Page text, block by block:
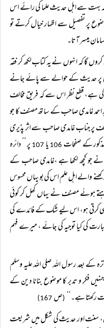
بہت سے اہل حدیث علما کی رائے اس
پر تفصیل سے اظہار خیال کرتے تو
میسر آتا۔
گا کہ انہوں نے یہ کتاب لکھ کر فقہ
پر حدیث کے حوالے سے پائے جانے
ہے، قطع نظر اس سے کہ فریق مخالف
احمد غامدی صاحب کے ساتھ مصنف کا جو
پر جناب غامدی صاحب سے اثر پذیری
کے صفحات
یا
پر ’’ دائرہ
جو کچھ لکھا ہے ،غامدی صاحب کے
والے اہل علم اس کی بو یہاں محسوس
ہوئے مصنف نے یہاں کھل کر کوئی
کرتی ہو، اس لیے شک کے فائدے کی
کی کیا توجیہ کی جائے ، میرے فہم
کے بعد رسول اللہ صلی اللہ علیہ وسلم
فکر و تدبر کا موضوع بنانا دین کے
رکھتا ہے۔‘‘
(ص
سنت اور حدیث کی شکل میں شریعت